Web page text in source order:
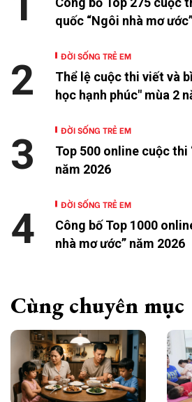
quốc “Ngôi nhà mơ
ĐỜI SỐNG TRẺ EM
Thể lệ cuộc thi viết và
học hạnh phúc" mùa 2
2
ĐỜI SỐNG TRẺ EM
Top 500 online cuộc thi
năm 2026
3
ĐỜI SỐNG TRẺ EM
Công bố Top 1000
nhà mơ ước” năm 2026
4
Cùng chuyên mục